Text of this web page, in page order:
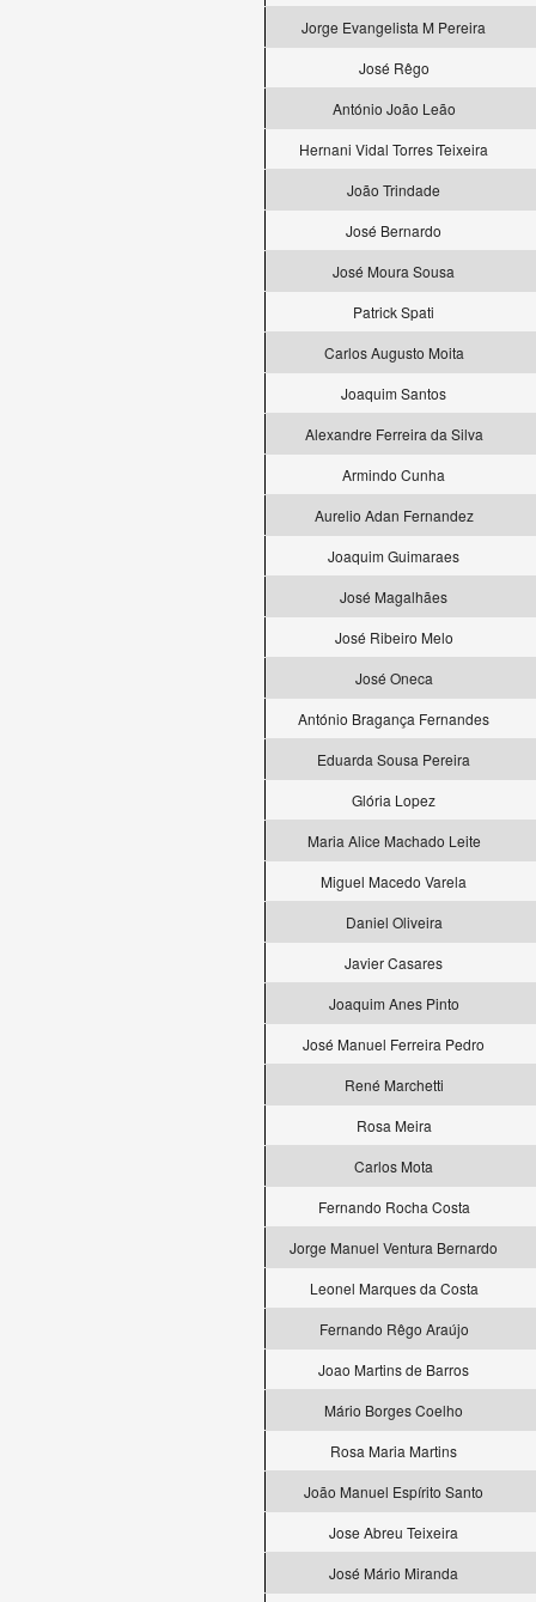
Jorge Evangelista M Pereira
José Rêgo
António João Leão
Hernani Vidal Torres Teixeira
João Trindade
José Bernardo
José Moura Sousa
Patrick Spati
Carlos Augusto Moita
Joaquim Santos
Alexandre Ferreira da Silva
Armindo Cunha
Aurelio Adan Fernandez
Joaquim Guimaraes
José Magalhães
José Ribeiro Melo
José Oneca
António Bragança Fernandes
Eduarda Sousa Pereira
Glória Lopez
Maria Alice Machado Leite
Miguel Macedo Varela
Daniel Oliveira
Javier Casares
Joaquim Anes Pinto
José Manuel Ferreira Pedro
René Marchetti
Rosa Meira
Carlos Mota
Fernando Rocha Costa
Jorge Manuel Ventura Bernardo
Leonel Marques da Costa
Fernando Rêgo Araújo
Joao Martins de Barros
Mário Borges Coelho
Rosa Maria Martins
João Manuel Espírito Santo
Jose Abreu Teixeira
José Mário Miranda